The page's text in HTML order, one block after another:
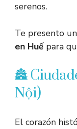
serenos.
Te presento
en Huếpara
🏯
Nội)
El corazón